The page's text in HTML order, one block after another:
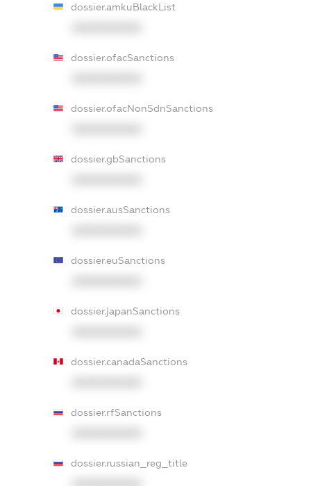
dossier.amkuBlackList
dossier.ofacSanctions
dossier.ofacNonSdnSanctions
dossier.gbSanctions
dossier.ausSanctions
dossier.euSanctions
dossier.japanSanctions
dossier.canadaSanctions
dossier.rfSanctions
dossier.russian_reg_title